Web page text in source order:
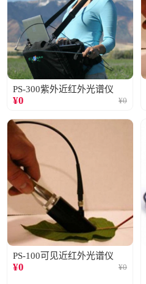
PS-300紫外近红外光谱仪
¥0 ¥0
PS-100可见近红外光谱仪
¥0 ¥0